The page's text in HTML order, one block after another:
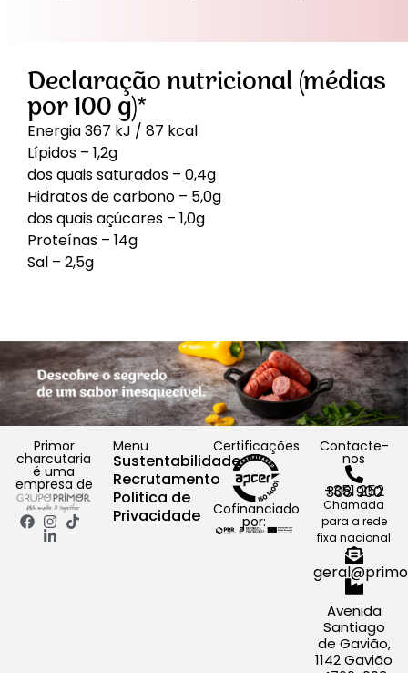
Declaração nutricional (médias
por 100 g)*
Energia 367 kJ / 87 kcal
Lípidos – 1,2g
dos quais saturados – 0,4g
Hidratos de carbono – 5,0g
dos quais açúcares – 1,0g
Proteínas – 14g
Sal – 2,5g
Primor
charcutaria
é uma
empresa de
Menu
Sustentabilidade
Recrutamento
Politica de
Privacidade
Certificações
Cofinanciado
por:
Contacte-
nos
+351 252 308 900
Chamada
para a rede
fixa nacional
Avenida
Santiago
de Gavião,
1142 Gavião